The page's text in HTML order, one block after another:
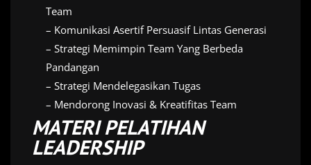
Team
– Komunikasi Asertif Persuasif Lintas Generasi
– Strategi Memimpin Team Yang Berbeda
Pandangan
– Strategi Mendelegasikan Tugas
– Mendorong Inovasi & Kreatifitas Team
MATERI PELATIHAN
LEADERSHIP